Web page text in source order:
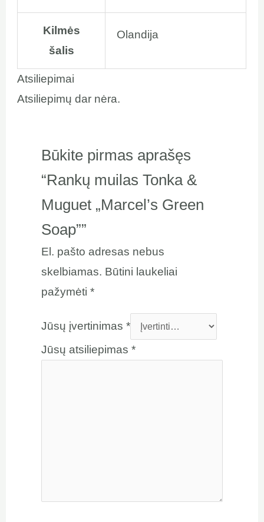
Kilmės
šalis
Olandija
Atsiliepimai
Atsiliepimų dar nėra.
Būkite pirmas aprašęs
“Rankų muilas Tonka &
Muguet „Marcel’s Green
Soap””
El. pašto adresas nebus
skelbiamas. Būtini laukeliai
pažymėti *
Jūsų įvertinimas *
Jūsų atsiliepimas *